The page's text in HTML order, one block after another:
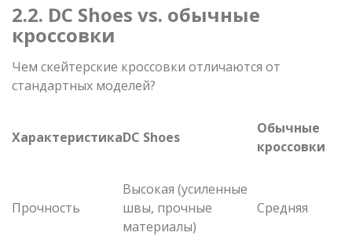
2.2. DC Shoes vs. обычные
кроссовки
Чем скейтерские кроссовки отличаются от
стандартных моделей?
ХарактеристикаDC Shoes
Обычные
кроссовки
Прочность
Высокая (усиленные
швы, прочные
материалы)
Средняя